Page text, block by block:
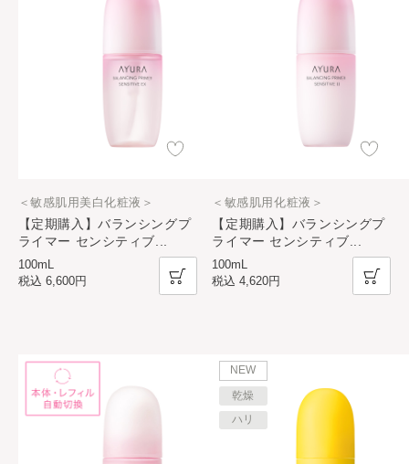
【定期購入】バランシングプ
ライマー センシティブ
＜敏感肌用美白化粧液＞
100mL
税込 6,600円
【定期購入】バランシングプ
ライマー センシティブ
＜敏感肌用化粧液＞
100mL
税込4,620円
NEW
乾燥
ハリ